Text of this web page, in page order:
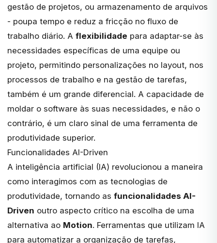
gestão de projetos, ou armazenamento de arquivos
- poupa tempo e reduz a fricção no fluxo de
trabalho diário. A flexibilidade para adaptar-se às
necessidades específicas de uma equipe ou
projeto, permitindo personalizações no layout, nos
processos de trabalho e na gestão de tarefas,
também é um grande diferencial. A capacidade de
moldar o software às suas necessidades, e não o
contrário, é um claro sinal de uma ferramenta de
produtividade superior.
Funcionalidades AI-Driven
A inteligência artificial (IA) revolucionou a maneira
como interagimos com as tecnologias de
produtividade, tornando as funcionalidades AI-
Driven outro aspecto crítico na escolha de uma
alternativa ao Motion. Ferramentas que utilizam IA
para automatizar a organização de tarefas,